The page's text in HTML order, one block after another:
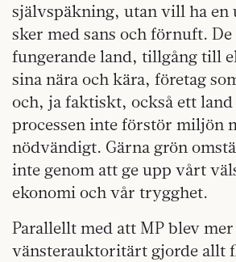
självspäkning, utan vill ha en
sker med sans och förnuft.
fungerande land, tillgång till
sina nära och kära, företag
och, ja faktiskt, också ett land
processen inte förstör miljön
nödvändigt. Gärna grön
inte genom att ge upp vårt
ekonomi och vår trygghet.
Parallellt med att MP blev mer
vänsterauktoritärt gjorde allt